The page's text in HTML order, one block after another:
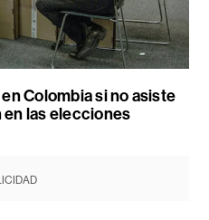
Colombia si no asiste
las elecciones